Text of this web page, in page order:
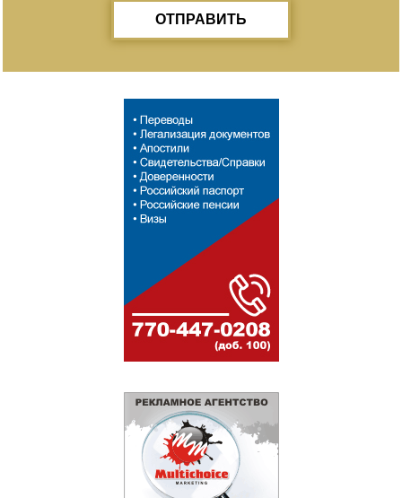
ОТПРАВИТЬ